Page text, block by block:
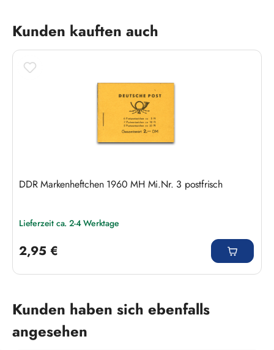
Produktgalerie überspringen
Kunden kauften auch
DDR Markenheftchen 1960 MH Mi.Nr. 3 postfrisch
Lieferzeit ca. 2-4 Werktage
2,95 €
Produktgalerie überspringen
Kunden haben sich ebenfalls
angesehen